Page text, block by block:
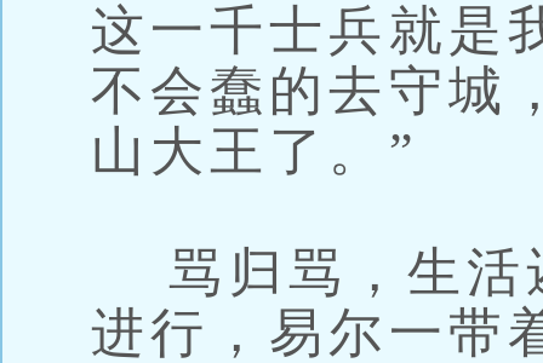
这一千士兵就是
不会蠢的去守城
山大王了。”
骂归骂，生活
进行，易尔一带